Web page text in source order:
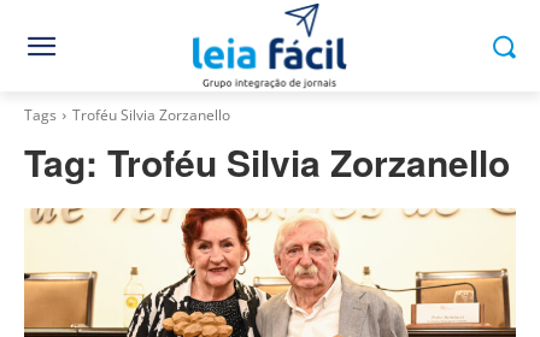
Tags Troféu Silvia Zorzanello
Tag: Troféu Silvia Zorzanello